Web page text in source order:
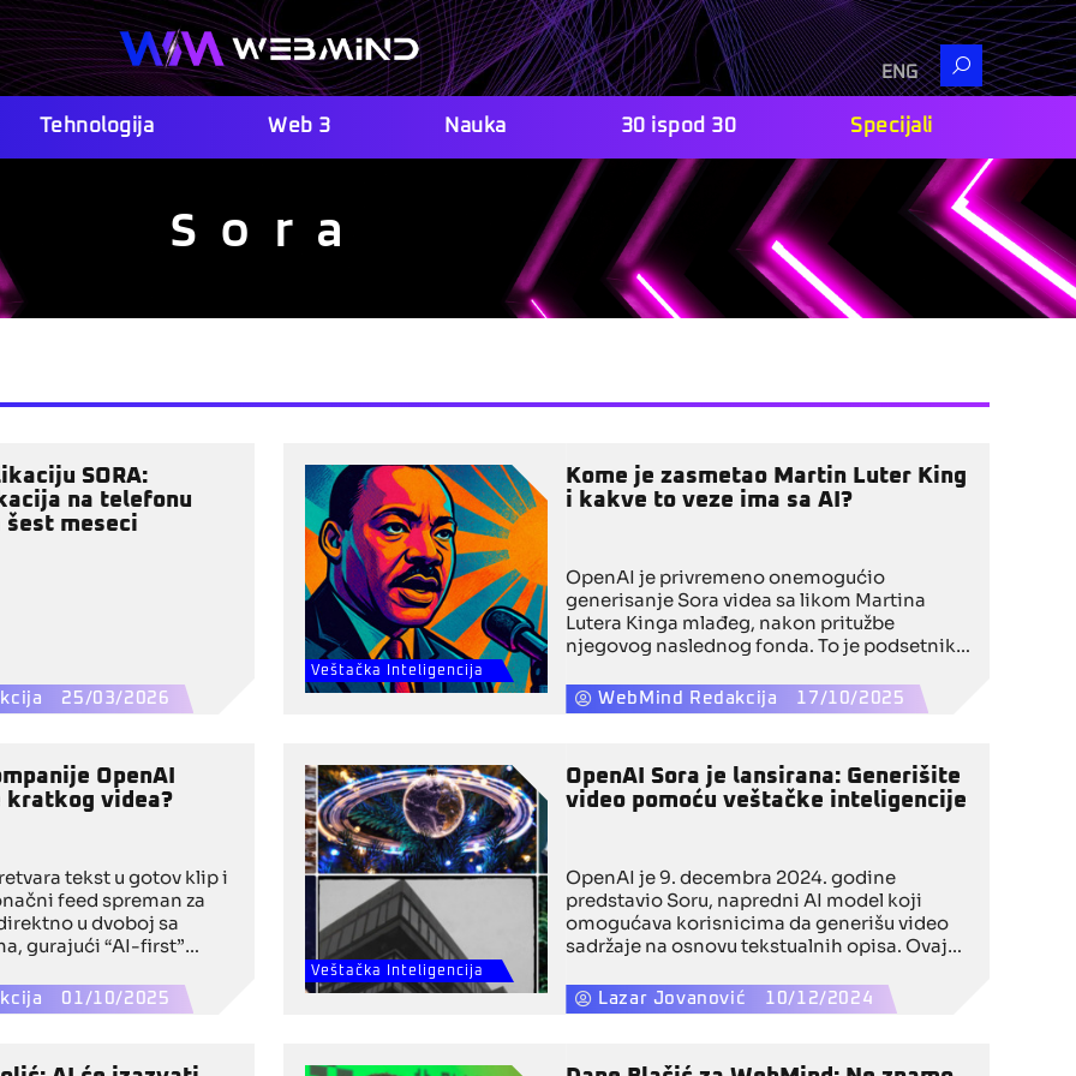
ENG
Search
Tehnologija Web 3 Nauka 30 ispod 30 Specijali
Sora
SORA:
na telefonu
meseci
25/03/2026
Veštačka Inteligencija
Kome je zasmetao Martin Luter King
i kakve to veze ima sa AI?
OpenAI je privremeno onemogućio
generisanje Sora videa sa likom Martina
Lutera Kinga mlađeg, nakon pritužbe
njegovog naslednog fonda. To je podsetnik
ograničenjima danas ne suočavaju samo
mediji, već i moderne tehnologije koje
WebMind Redakcija 17/10/2025
OpenAI
videa?
tekst u gotov klip i
feed spreman za
u dvoboj sa
gurajući “AI-first”
01/10/2025
Veštačka Inteligencija
OpenAI Sora je lansirana: Generišite
video pomoću veštačke inteligencije
OpenAI je 9. decembra 2024. godine
predstavio Soru, napredni AI model koji
omogućava korisnicima da generišu video
sadržaje na osnovu tekstualnih opisa. Ovaj
Pro paketa, donosi nove mogućnosti u
kreativnom izražavanju, ali je suočen i sa
Lazar Jovanović 10/12/2024